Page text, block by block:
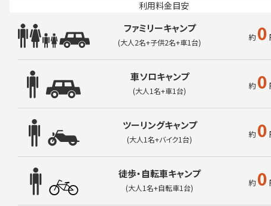
ファミリーキャンプ
(大人2名+子供2名+車1台) 0
車ソロキャンプ
(大人1名+車1台) 0
ツーリングキャンプ
(大人1名+バイク1台) 0
徒歩・自転車キャンプ
(大人1名+自転車1台) 0